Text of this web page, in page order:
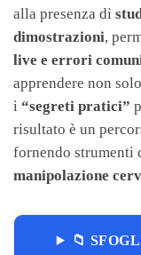
alla presenza di
dimostrazioni,
live e errori
apprendere non
i “segreti pratici”
risultato è un
fornendo strumenti
manipolazione
📁